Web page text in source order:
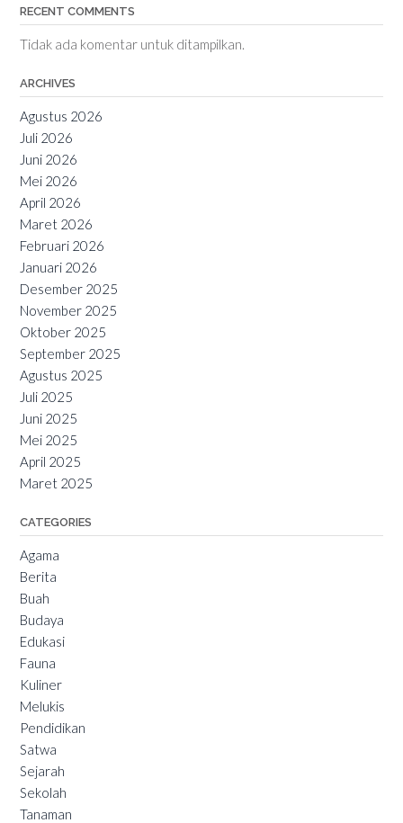
RECENT COMMENTS
Tidak ada komentar untuk ditampilkan.
ARCHIVES
Agustus 2026
Juli 2026
Juni 2026
Mei 2026
April 2026
Maret 2026
Februari 2026
Januari 2026
Desember 2025
November 2025
Oktober 2025
September 2025
Agustus 2025
Juli 2025
Juni 2025
Mei 2025
April 2025
Maret 2025
CATEGORIES
Agama
Berita
Buah
Budaya
Edukasi
Fauna
Kuliner
Melukis
Pendidikan
Satwa
Sejarah
Sekolah
Tanaman